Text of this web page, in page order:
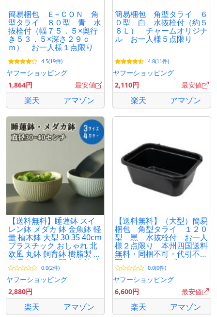
簡易梱包 Ｅ−ＣＯＮ 角
型タライ ８０型 青 水
抜栓付（幅７５．５×奥行
き５３．５×深さ２９ｃ
ｍ） お一人様１点限り
4.5(19件)
ヤフーショッピング
1,864円
最安値
楽天 アマゾン
簡易梱包 角型タライ ６
０型 白 水抜栓付（約５
６Ｌ） チャームオリジナ
ル お一人様５点限り
4.8(11件)
ヤフーショッピング
2,110円
最安値
楽天 アマゾン
【送料無料】睡蓮鉢 スイ
レン鉢 メダカ 鉢 金魚鉢 軽
量 植木鉢 大型 30 35 40cm
プラスチック おしゃれ 北
欧風 丸鉢 飼育鉢 樹脂製 軽
量 割れにくい 頑丈 水鉢 水
生植物に 0.0(2件)
ヤフーショッピング
2,880円
楽天 アマゾン
【送料無料】（大型）簡易
梱包 角型タライ １２０
型 黒 水抜栓付 お一人
様２点限り 本州四国送料
無料・同梱不可・代引不
可 ２００サイズ
0.0(0件)
ヤフーショッピング
6,600円
最安値
楽天 アマゾン